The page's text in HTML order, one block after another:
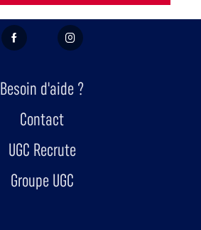
FACEBOOK INSTAGRAM
Besoin d'aide ?
Contact
UGC Recrute
Groupe UGC